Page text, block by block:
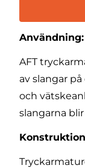
Användning:
AFT
av slangar
och
slangarna